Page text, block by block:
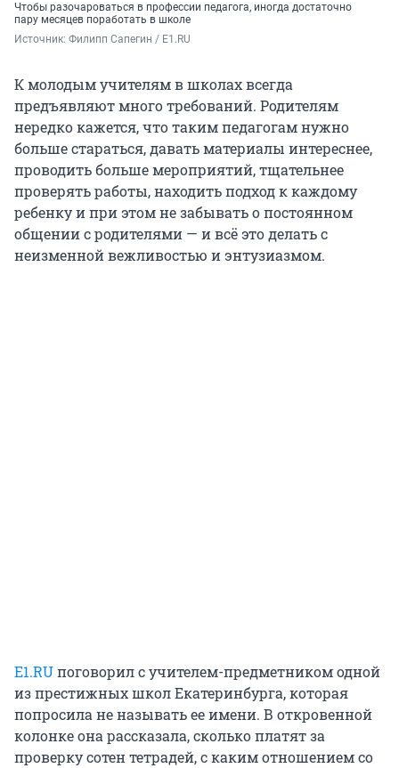
Чтобы разочароваться в профессии педагога, иногда достаточно
пару месяцев поработать в школе
Источник: Филипп Сапегин / E1.RU
К молодым учителям в школах всегда
предъявляют много требований. Родителям
нередко кажется, что таким педагогам нужно
больше стараться, давать материалы интереснее,
проводить больше мероприятий, тщательнее
проверять работы, находить подход к каждому
ребенку и при этом не забывать о постоянном
общении с родителями — и всё это делать с
неизменной вежливостью и энтузиазмом.
E1.RUпоговорил с учителем-предметником одной
из престижных школ Екатеринбурга, которая
попросила не называть ее имени. В откровенной
колонке она рассказала, сколько платят за
проверку сотен тетрадей, с каким отношением со